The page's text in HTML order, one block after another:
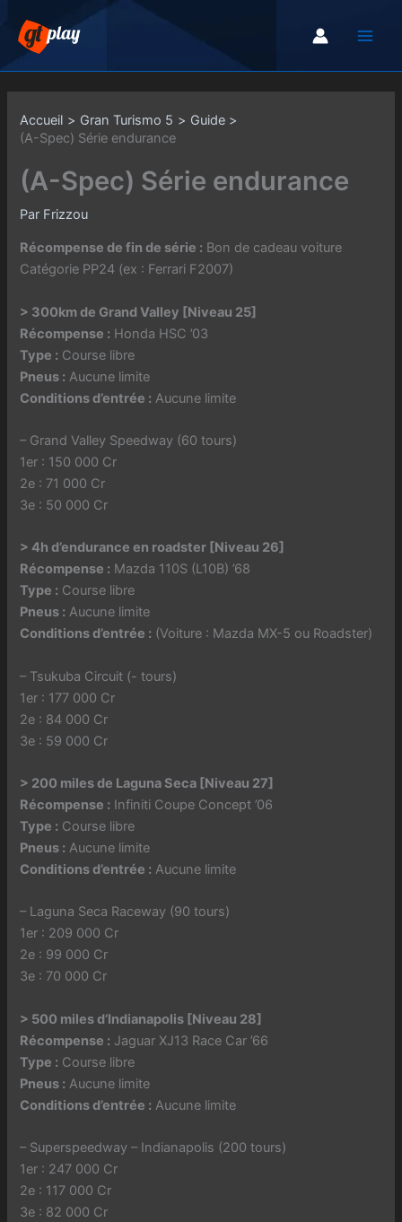
contenu
Accueil Gran Turismo 5
Guide
(A-Spec) Série endurance
(A-Spec) Série endurance
Par Frizzou
Récompense de fin de série : Bon de cadeau voiture
Catégorie PP24 (ex : Ferrari F2007)
> 300km de Grand Valley [Niveau 25]
Récompense : Honda HSC ’03
Type : Course libre
Pneus : Aucune limite
Conditions d’entrée : Aucune limite
– Grand Valley Speedway (60 tours)
1er : 150 000 Cr
2e : 71 000 Cr
3e : 50 000 Cr
> 4h d’endurance en roadster [Niveau 26]
Récompense : Mazda 110S (L10B) ’68
Type : Course libre
Pneus : Aucune limite
Conditions d’entrée : (Voiture : Mazda MX-5 ou Roadster)
– Tsukuba Circuit (- tours)
1er : 177 000 Cr
2e : 84 000 Cr
3e : 59 000 Cr
> 200 miles de Laguna Seca [Niveau 27]
Récompense : Infiniti Coupe Concept ’06
Type : Course libre
Pneus : Aucune limite
Conditions d’entrée : Aucune limite
– Laguna Seca Raceway (90 tours)
1er : 209 000 Cr
2e : 99 000 Cr
3e : 70 000 Cr
> 500 miles d’Indianapolis [Niveau 28]
Récompense : Jaguar XJ13 Race Car ’66
Type : Course libre
Pneus : Aucune limite
Conditions d’entrée : Aucune limite
– Superspeedway – Indianapolis (200 tours)
1er : 247 000 Cr
2e : 117 000 Cr
3e : 82 000 Cr